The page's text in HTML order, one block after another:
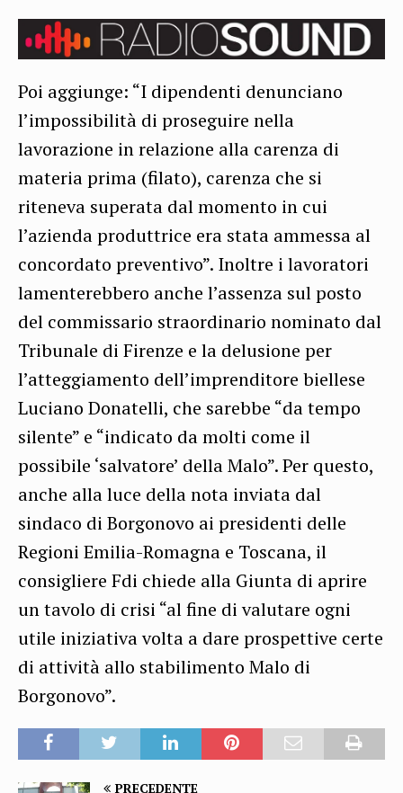
Poi aggiunge: “I dipendenti denunciano
l’impossibilità di proseguire nella
lavorazione in relazione alla carenza di
materia prima (filato), carenza che si
riteneva superata dal momento in cui
l’azienda produttrice era stata ammessa al
concordato preventivo”. Inoltre i lavoratori
lamenterebbero anche l’assenza sul posto
del commissario straordinario nominato dal
Tribunale di Firenze e la delusione per
l’atteggiamento dell’imprenditore biellese
Luciano Donatelli, che sarebbe “da tempo
silente” e “indicato da molti come il
possibile ‘salvatore’ della Malo”. Per questo,
anche alla luce della nota inviata dal
sindaco di Borgonovo ai presidenti delle
Regioni Emilia-Romagna e Toscana, il
consigliere Fdi chiede alla Giunta di aprire
un tavolo di crisi “al fine di valutare ogni
utile iniziativa volta a dare prospettive certe
di attività allo stabilimento Malo di
Borgonovo”.
PRECEDENTE